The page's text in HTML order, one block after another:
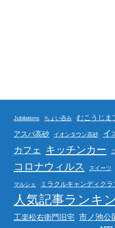
Jubilations ちょい呑み むこうじま
アスパ高砂 イオンタウン高砂 イ
カフェ キッチンカー
コロナウィルス スイーツ
マルシェ ミラクルキャンディクラ
人気記事ランキ
工楽松右衛門旧宅 市ノ池公